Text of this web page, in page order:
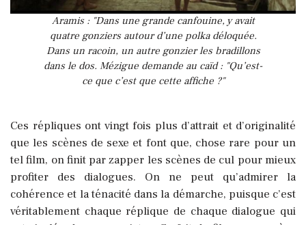
Aramis : "Dans une grande canfouine, y avait
quatre gonziers autour d’une polka déloquée.
Dans un racoin, un autre gonzier les bradillons
dans le dos. Mézigue demande au caïd : "Qu’est-
ce que c’est que cette affiche ?"
Ces répliques ont vingt fois plus d’attrait et d’originalité
que les scènes de sexe et font que, chose rare pour un
tel film, on finit par zapper les scènes de cul pour mieux
profiter des dialogues. On ne peut qu’admirer la
cohérence et la ténacité dans la démarche, puisque c’est
véritablement chaque réplique de chaque dialogue qui